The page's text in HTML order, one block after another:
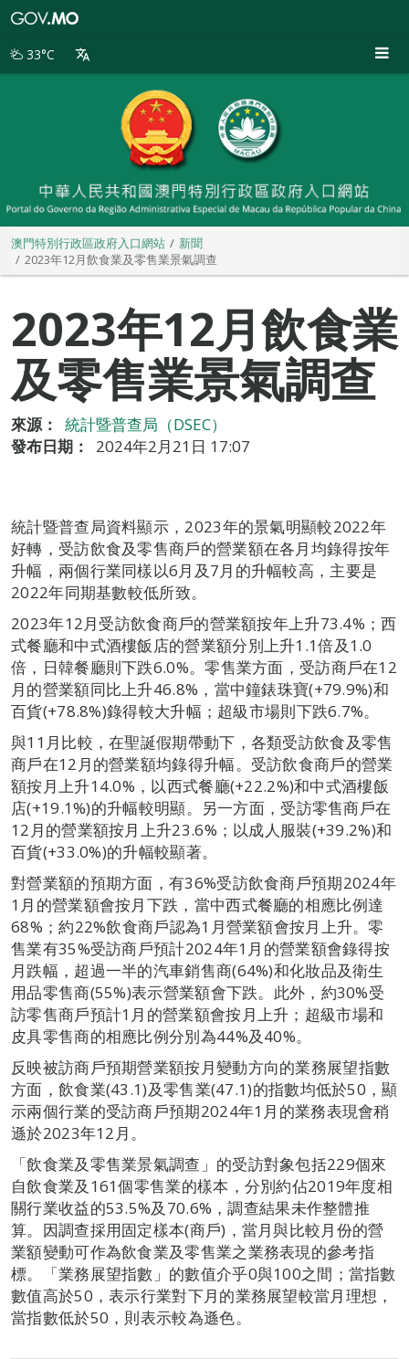
別
33°C
澳門特別行政區政府入口網站
新聞
2023年12月飲食業及零售業景氣調查
2023年12月飲食業
及零售業景氣調查
來源：
統計暨普查局（DSEC）
發布日期：
2024年2月21日 17:07
統計暨普查局資料顯示，2023年的景氣明顯較2022年
好轉，受訪飲食及零售商戶的營業額在各月均錄得按年
升幅，兩個行業同樣以6月及7月的升幅較高，主要是
2022年同期基數較低所致。
2023年12月受訪飲食商戶的營業額按年上升73.4%；西
式餐廳和中式酒樓飯店的營業額分別上升1.1倍及1.0
倍，日韓餐廳則下跌6.0%。零售業方面，受訪商戶在12
月的營業額同比上升46.8%，當中鐘錶珠寶(+79.9%)和
百貨(+78.8%)錄得較大升幅；超級市場則下跌6.7%。
與11月比較，在聖誕假期帶動下，各類受訪飲食及零售
商戶在12月的營業額均錄得升幅。受訪飲食商戶的營業
額按月上升14.0%，以西式餐廳(+22.2%)和中式酒樓飯
店(+19.1%)的升幅較明顯。另一方面，受訪零售商戶在
12月的營業額按月上升23.6%；以成人服裝(+39.2%)和
百貨(+33.0%)的升幅較顯著。
對營業額的預期方面，有36%受訪飲食商戶預期2024年
1月的營業額會按月下跌，當中西式餐廳的相應比例達
68%；約22%飲食商戶認為1月營業額會按月上升。零
售業有35%受訪商戶預計2024年1月的營業額會錄得按
月跌幅，超過一半的汽車銷售商(64%)和化妝品及衛生
用品零售商(55%)表示營業額會下跌。此外，約30%受
訪零售商戶預計1月的營業額會按月上升；超級市場和
皮具零售商的相應比例分別為44%及40%。
反映被訪商戶預期營業額按月變動方向的業務展望指數
方面，飲食業(43.1)及零售業(47.1)的指數均低於50，顯
示兩個行業的受訪商戶預期2024年1月的業務表現會稍
遜於2023年12月。
「飲食業及零售業景氣調查」的受訪對象包括229個來
自飲食業及161個零售業的樣本，分別約佔2019年度相
關行業收益的53.5%及70.6%，調查結果未作整體推
算。因調查採用固定樣本(商戶)，當月與比較月份的營
業額變動可作為飲食業及零售業之業務表現的參考指
標。「業務展望指數」的數值介乎0與100之間；當指數
數值高於50，表示行業對下月的業務展望較當月理想，
當指數低於50，則表示較為遜色。